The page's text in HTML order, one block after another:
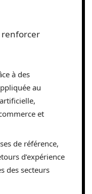
renforcer
à des
au
et
de référence,
d’expérience
des secteurs